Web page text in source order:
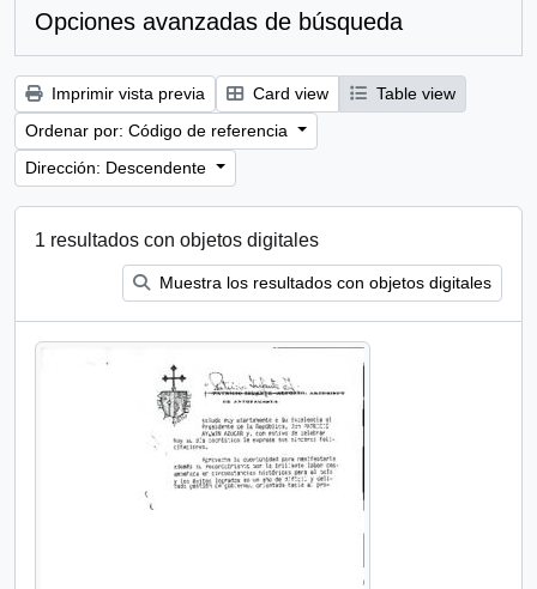
Opciones avanzadas de búsqueda
Imprimir vista previa Card view
Table view
Ordenar por: Código de referencia
Dirección: Descendente
1 resultados con objetos digitales
Muestra los resultados con objetos digitales